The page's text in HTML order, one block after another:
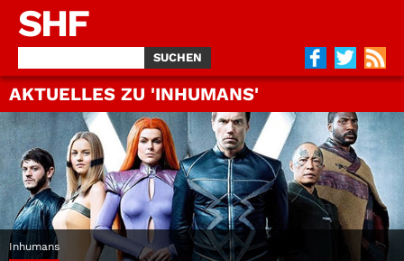
SHF
AKTUELLES ZU 'INHUMANS'
Inhumans